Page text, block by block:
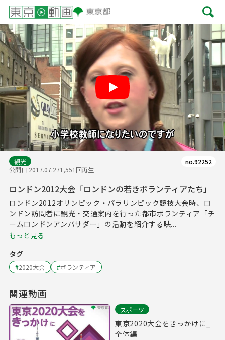
Play
観光
公開日 2017.07.271,551回再生
no.92252
ロンドン2012大会「ロンドンの若きボランティアたち」
ロンドン2012オリンピック・パラリンピック競技大会時、ロ
ンドン訪問者に観光・交通案内を行った都市ボランティア「チ
ームロンドンアンバサダー」の活動を紹介する映...
もっと見る
タグ
#2020大会 #ボランティア
関連動画
スポーツ
東京2020大会をきっかけに_
全体編